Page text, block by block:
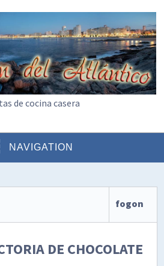
de cocina casera
NAVIGATION
fogon
DE CHOCOLATE